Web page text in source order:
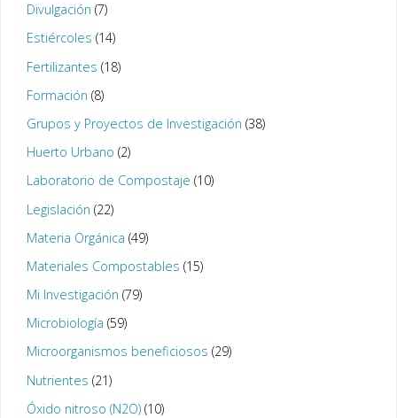
Divulgación (7)
Estiércoles (14)
Fertilizantes (18)
Formación (8)
Grupos y Proyectos de Investigación (38)
Huerto Urbano (2)
Laboratorio de Compostaje (10)
Legislación (22)
Materia Orgánica (49)
Materiales Compostables (15)
Mi Investigación (79)
Microbiología (59)
Microorganismos beneficiosos (29)
Nutrientes (21)
Óxido nitroso (N2O)(10)